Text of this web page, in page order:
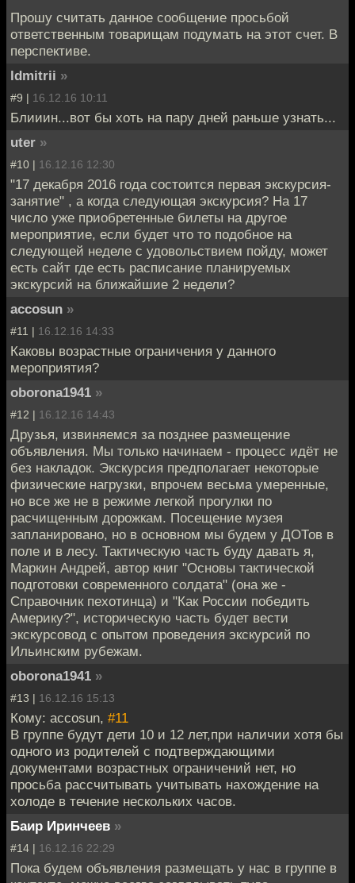
Прошу считать данное сообщение просьбой
ответственным товарищам подумать на этот счет. В
перспективе.
ldmitrii »
#9 | 16.12.16 10:11
Блииин...вот бы хоть на пару дней раньше узнать...
uter »
#10 | 16.12.16 12:30
"17 декабря 2016 года состоится первая экскурсия-
занятие" , а когда следующая экскурсия? На 17
число уже приобретенные билеты на другое
мероприятие, если будет что то подобное на
следующей неделе с удовольствием пойду, может
есть сайт где есть расписание планируемых
экскурсий на ближайшие 2 недели?
accosun »
#11 | 16.12.16 14:33
Каковы возрастные ограничения у данного
мероприятия?
oborona1941 »
#12 | 16.12.16 14:43
Друзья, извиняемся за позднее размещение
объявления. Мы только начинаем - процесс идёт не
без накладок. Экскурсия предполагает некоторые
физические нагрузки, впрочем весьма умеренные,
но все же не в режиме легкой прогулки по
расчищенным дорожкам. Посещение музея
запланировано, но в основном мы будем у ДОТов в
поле и в лесу. Тактическую часть буду давать я,
Маркин Андрей, автор книг "Основы тактической
подготовки современного солдата" (она же -
Справочник пехотинца) и "Как России победить
Америку?", историческую часть будет вести
экскурсовод с опытом проведения экскурсий по
Ильинским рубежам.
oborona1941 »
#13 | 16.12.16 15:13
Кому: accosun, #11
В группе будут дети 10 и 12 лет,при наличии хотя бы
одного из родителей с подтверждающими
документами возрастных ограничений нет, но
просьба рассчитывать учитывать нахождение на
холоде в течение нескольких часов.
Баир Иринчеев »
#14 | 16.12.16 22:29
Пока будем объявления размещать у нас в группе в